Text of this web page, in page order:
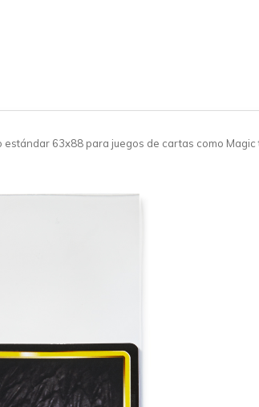
63x88 para juegos de cartas como